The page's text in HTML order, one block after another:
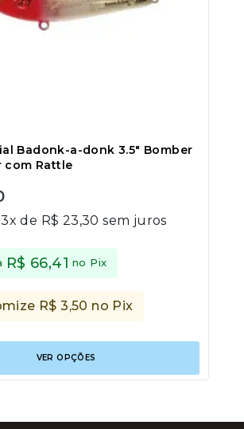
Badonk-a-donk 3.5″ Bomber
com Rattle
de R$ 23,30 sem juros
R$ 66,41 no Pix
R$3,50 no Pix
VER OPÇÕES
tem
As